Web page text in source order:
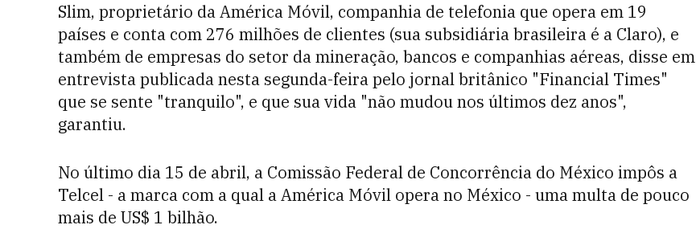
Slim, proprietário da América Móvil, companhia de telefonia que opera em 19
países e conta com 276 milhões de clientes (sua subsidiária brasileira é a Claro), e
também de empresas do setor da mineração, bancos e companhias aéreas, disse em
entrevista publicada nesta segunda-feira pelo jornal britânico "Financial Times"
que se sente "tranquilo", e que sua vida "não mudou nos últimos dez anos",
garantiu.
No último dia 15 de abril, a Comissão Federal de Concorrência do México impôs a
Telcel - a marca com a qual a América Móvil opera no México - uma multa de pouco
mais de US$ 1 bilhão.